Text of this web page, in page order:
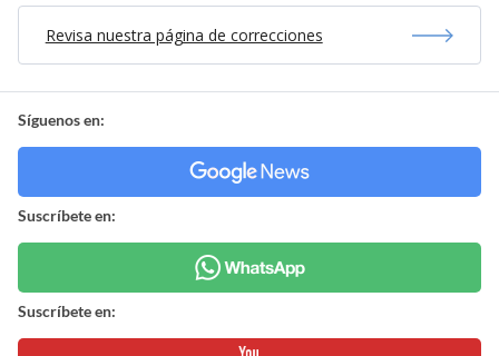
Revisa nuestra página de correcciones
Síguenos en:
Suscríbete en:
Suscríbete en: